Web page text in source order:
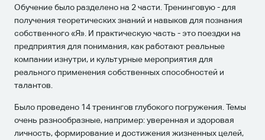
Обучение было разделено на 2 части. Тренинговую - для
получения теоретических знаний и навыков для познания
собственного «Я». И практическую часть - это поездки на
предприятия для понимания, как работают реальные
компании изнутри, и культурные мероприятия для
реального применения собственных способностей и
талантов.
Было проведено 14 тренингов глубокого погружения. Темы
очень разнообразные, например: уверенная и здоровая
личность, формирование и достижения жизненных целей,